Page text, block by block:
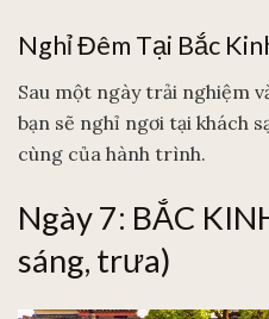
Nghỉ Đêm Tại Bắc
Sau một ngày trải nghiệm
bạn sẽ nghỉ ngơi tại khách
cùng của hành trình.
Ngày 7: BẮC
sáng, trưa)